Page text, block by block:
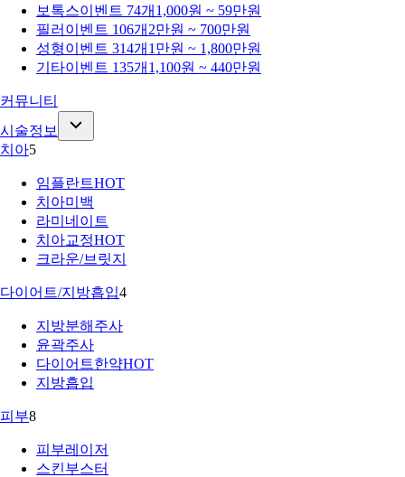
보톡스이벤트 74개 1,000원 ~ 59만원
필러 이벤트 106개 2만원 ~ 700만원
성형이벤트 314개 1만원 ~ 1,800만원
기타이벤트 135개 1,100원 ~ 440만원
커뮤니티
시술정보
치아5
임플란트HOT
치아미백
라미네이트
치아교정HOT
크라운/브릿지
다이어트/지방흡입4
지방분해주사
윤곽주사
다이어트한약HOT
지방흡입
피부8
피부레이저
스킨부스터